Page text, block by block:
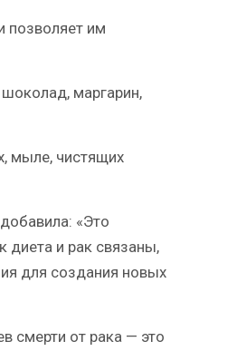
позволяет им
маргарин,
мыле, чистящих
«Это
диета и рак связаны,
для создания новых
смерти от рака — это